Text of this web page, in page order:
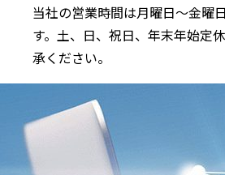
当社の営業時間は月曜日～金曜
す。土、日、祝日、年末年始定
承ください。